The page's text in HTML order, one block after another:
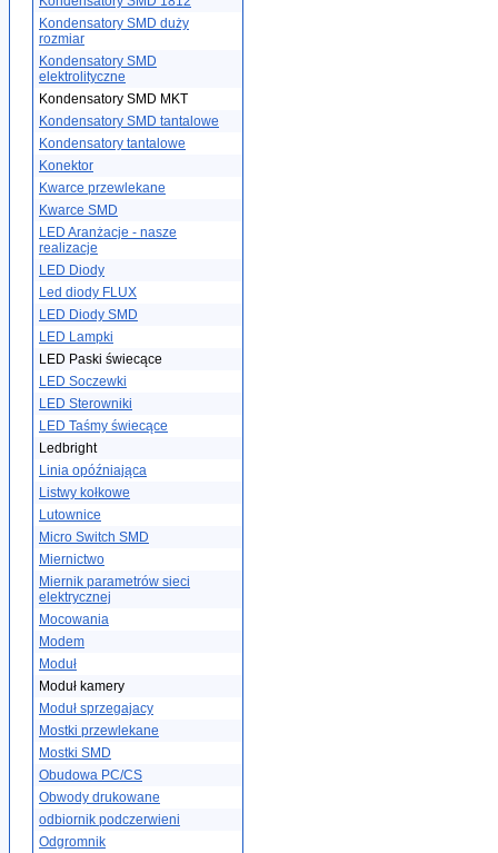
Kondensatory SMD duży
rozmiar
Kondensatory SMD
elektrolityczne
Kondensatory SMD MKT
Kondensatory SMD tantalowe
Kondensatory tantalowe
Konektor
Kwarce przewlekane
Kwarce SMD
LED Aranżacje - nasze
realizacje
LED Diody
Led diody FLUX
LED Diody SMD
LED Lampki
LED Paski świecące
LED Soczewki
LED Sterowniki
LED Taśmy świecące
Ledbright
Linia opóźniająca
Listwy kołkowe
Lutownice
Micro Switch SMD
Miernictwo
Miernik parametrów sieci
elektrycznej
Mocowania
Modem
Moduł
Moduł kamery
Moduł sprzegajacy
Mostki przewlekane
Mostki SMD
Obudowa PC/CS
Obwody drukowane
odbiornik podczerwieni
Odgromnik